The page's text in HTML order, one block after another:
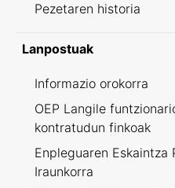
Pezetaren historia
Lanpostuak
Informazio orokorra
OEP Langile
kontratudun finkoak
Enpleguaren Eskaintza
Iraunkorra